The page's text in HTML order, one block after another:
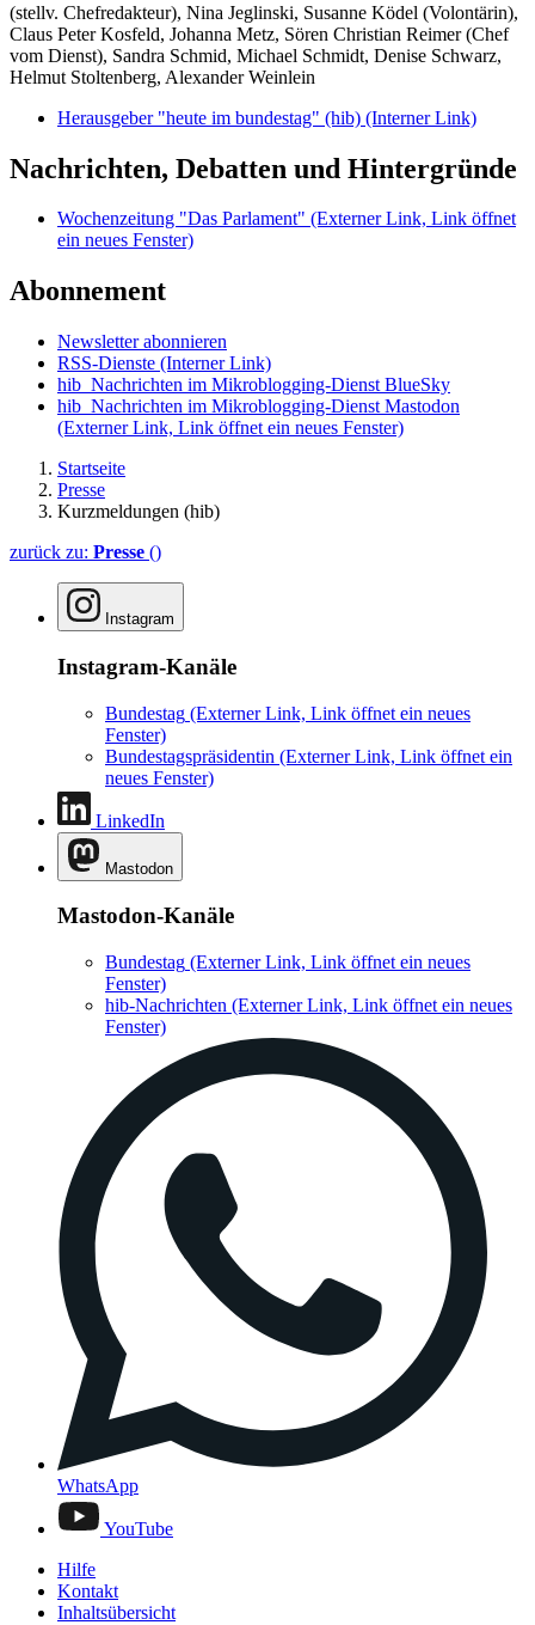
(stellv. Chefredakteur), Nina Jeglinski, Susanne Ködel (Volontärin),
Claus Peter Kosfeld, Johanna Metz, Sören Christian Reimer (Chef
vom Dienst), Sandra Schmid, Michael Schmidt, Denise Schwarz,
Helmut Stoltenberg, Alexander Weinlein
Herausgeber "heute im bundestag" (hib) (Interner Link)
Nachrichten, Debatten und Hintergründe
Wochenzeitung "Das Parlament" (Externer Link, Link öffnet
ein neues Fenster)
Abonnement
Newsletter abonnieren
RSS-Dienste (Interner Link)
hib_Nachrichten im Mikroblogging-Dienst BlueSky
hib_Nachrichten im Mikroblogging-Dienst Mastodon
(Externer Link, Link öffnet ein neues Fenster)
Startseite
Presse
Kurzmeldungen (hib)
zurück zu: Presse ()
Instagram
Instagram-Kanäle
Bundestag (Externer Link, Link öffnet ein neues
Fenster)
Bundestagspräsidentin (Externer Link, Link öffnet ein
neues Fenster)
LinkedIn
Mastodon
Mastodon-Kanäle
Bundestag (Externer Link, Link öffnet ein neues
Fenster)
hib-Nachrichten (Externer Link, Link öffnet ein neues
Fenster)
WhatsApp
YouTube
Hilfe
Kontakt
Inhaltsübersicht